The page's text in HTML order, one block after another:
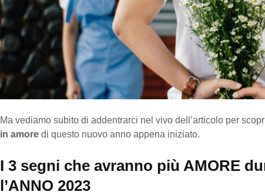
Ma vediamo subito di addentrarci nel vivo dell’articolo per
in amore di questo nuovo anno appena iniziato.
I 3 segni che avranno più AMORE
l’ANNO 2023